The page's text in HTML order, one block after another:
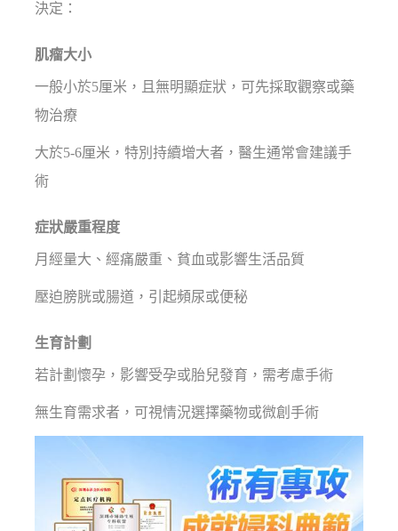
決定：
肌瘤大小
一般小於5厘米，且無明顯症狀，可先採取觀察或藥
物治療
大於5-6厘米，特別持續增大者，醫生通常會建議手
術
症狀嚴重程度
月經量大、經痛嚴重、貧血或影響生活品質
壓迫膀胱或腸道，引起頻尿或便秘
生育計劃
若計劃懷孕，影響受孕或胎兒發育，需考慮手術
無生育需求者，可視情況選擇藥物或微創手術